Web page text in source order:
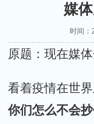
媒
时间
原题：现在媒
看着疫情在世
你们怎么不会